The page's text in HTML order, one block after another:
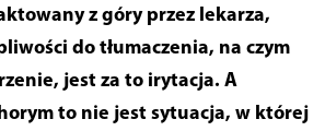
z góry przez lekarza,
do tłumaczenia, na czym
jest za to irytacja. A
to nie jest sytuacja, w której